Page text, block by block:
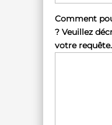
Comment
? Veuillez
votre requête.